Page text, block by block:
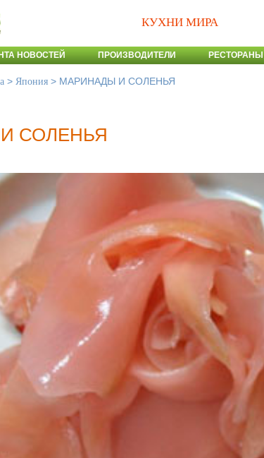
КУХНИ МИРА
НОВОСТЕЙ ПРОИЗВОДИТЕЛИ РЕСТОРАНЫ
> Япония > МАРИНАДЫ И СОЛЕНЬЯ
СОЛЕНЬЯ